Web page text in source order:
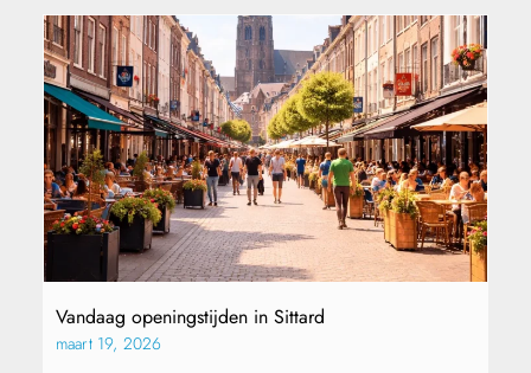
Vandaag openingstijden in Sittard
maart 19, 2026